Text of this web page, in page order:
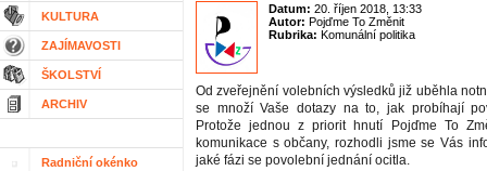
KULTURA
ZAJÍMAVOSTI
ŠKOLSTVÍ
ARCHIV
Radniční okénko
Datum: 20. říjen 2018, 13:33
Autor: Pojďme To Změnit
Rubrika: Komunální politika
Od zveřejnění volebních výsledků již uběhla
se množí Vaše dotazy na to, jak probíhají
Protože jednou z priorit hnutí Pojďme To
komunikace s občany, rozhodli jsme se Vás
jaké fázi se povolební jednání ocitla.